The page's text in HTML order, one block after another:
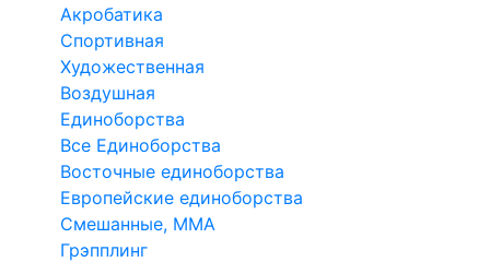
Акробатика
Спортивная
Художественная
Воздушная
Единоборства
Все Единоборства
Восточные единоборства
Европейские единоборства
Смешанные, ММА
Грэпплинг